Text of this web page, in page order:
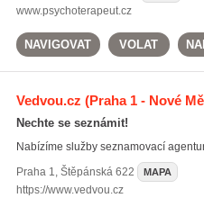
www.psychoterapeut.cz
NAVIGOVAT VOLAT
Vedvou.cz (Praha 1 - Nové
Nechte se seznámit!
Nabízíme služby seznamovací
Praha 1, Štěpánská 622 MAPA
https://www.vedvou.cz